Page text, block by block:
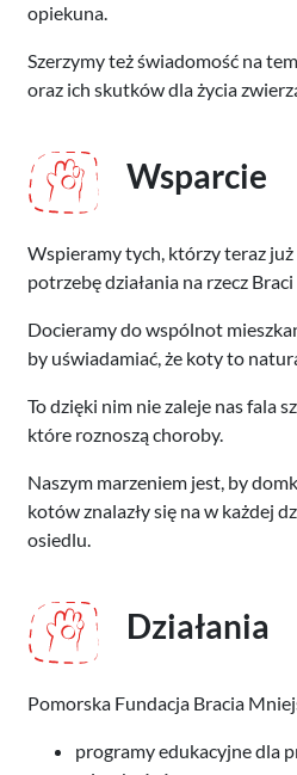
opiekuna.
Szerzymy też świadomość na
oraz ich skutków dla życia
Wsparcie
Wspieramy tych, którzy teraz już
potrzebę działania na rzecz
Docieramy do wspólnot
by uświadamiać, że koty to
To dzięki nim nie zaleje nas fala
które roznoszą choroby.
Naszym marzeniem jest, by
kotów znalazły się na w każdej
osiedlu.
Działania
Pomorska Fundacja Bracia
programy edukacyjne dla